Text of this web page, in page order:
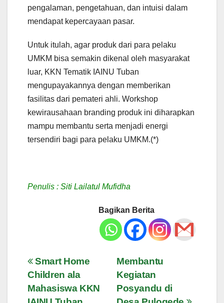
pengalaman, pengetahuan, dan intuisi dalam
mendapat kepercayaan pasar.
Untuk itulah, agar produk dari para pelaku
UMKM bisa semakin dikenal oleh masyarakat
luar, KKN Tematik IAINU Tuban
mengupayakannya dengan memberikan
fasilitas dari pemateri ahli. Workshop
kewirausahaan branding produk ini diharapkan
mampu membantu serta menjadi energi
tersendiri bagi para pelaku UMKM.(*)
Penulis : Siti Lailatul Mufidha
Bagikan Berita
Navigasi
pos
Membantu
Kegiatan
Posyandu di
Smart Home
Children ala
Mahasiswa KKN